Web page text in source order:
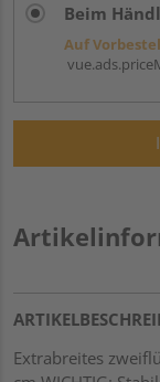
Beim
Auf
Extrabreites